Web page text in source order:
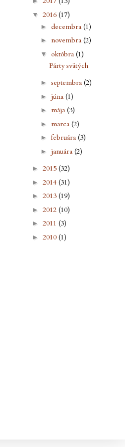
▼ 2016 (17)
► decembra (1)
► novembra (2)
▼ októbra (1)
Párty svätých
► septembra (2)
► júna (1)
► mája (3)
► marca (2)
► februára (3)
► januára (2)
► 2015 (32)
► 2014 (31)
► 2013 (19)
► 2012 (10)
► 2011 (3)
► 2010 (1)